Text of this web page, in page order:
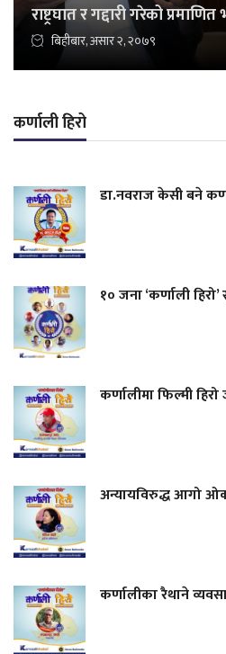
राष्ट्रघात र गद्दारी गरेको
बिहीबार, असार २, २०७९
कर्णाली हिरो
डा.नवराज केसी बने
१० जना ‘कर्णाली
कर्णालीमा फिल्मी
अन्यायविरुद्ध आगो
कर्णालीका रैथाने